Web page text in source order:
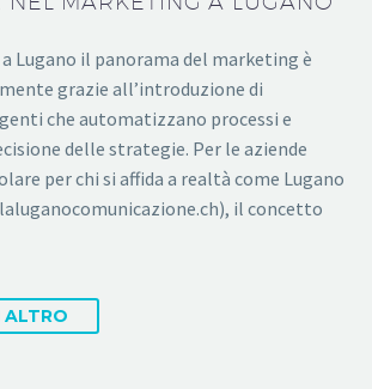
Lugano il panorama del marketing è
grazie all’introduzione di
che automatizzano processi e
delle strategie. Per le aziende
per chi si affida a realtà come Lugano
il concetto
ALTRO